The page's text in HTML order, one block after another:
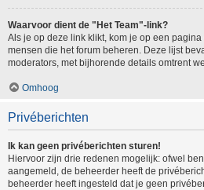
Waarvoor dient de "Het Team"-link?
Als je op deze link klikt, kom je op een
mensen die het forum beheren. Deze lijst
moderators, met bijhorende details omtrent
Omhoog
Privéberichten
Ik kan geen privéberichten sturen!
Hiervoor zijn drie redenen mogelijk: ofwel
aangemeld, de beheerder heeft de
beheerder heeft ingesteld dat je geen